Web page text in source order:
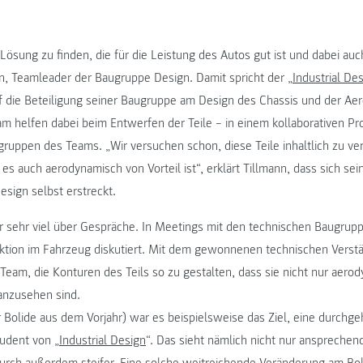
zu finden, die für die Leistung des Autos gut ist und dabei
Teamleader der Baugruppe Design. Damit spricht der „Industrial
Beteiligung seiner Baugruppe am Design des Chassis und der
helfen dabei beim Entwerfen der Teile – in einem kollaborativen
des Teams. „Wir versuchen schon, diese Teile inhaltlich zu
auch aerodynamisch von Vorteil ist“, erklärt Tillmann, dass sich
selbst erstreckt.
sehr viel über Gespräche. In Meetings mit den technischen
im Fahrzeug diskutiert. Mit dem gewonnenen technischen
die Konturen des Teils so zu gestalten, dass sie nicht nur
sind.
Bolide aus dem Vorjahr) war es beispielsweise das Ziel, eine
von „Industrial Design“. Das sieht nämlich nicht nur